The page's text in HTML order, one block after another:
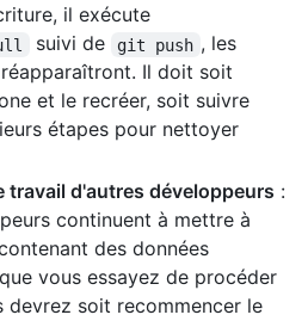
il exécute
suivi de git push , les
Il doit soit
et le recréer, soit suivre
étapes pour nettoyer
travail d'autres développeurs :
continuent à mettre à
des données
vous essayez de procéder
devrez soit recommencer le